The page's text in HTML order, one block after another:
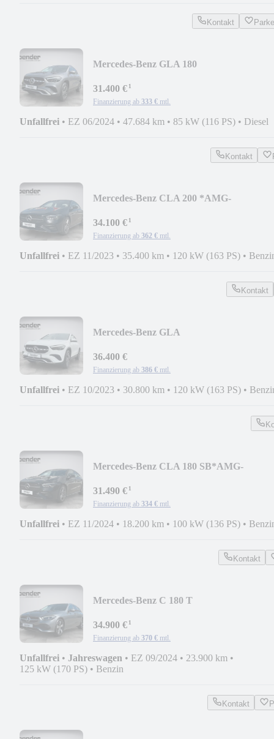
Kontakt
Mercedes-Benz GLA 180
31.400 €¹
Finanzierung ab 333 € mtl.
Unfallfrei • EZ 06/2024 • 47.684 km • 85 kW (116 PS) • Diesel
Kontakt
Mercedes-Benz CLA 200 *AMG-
34.100 €¹
Finanzierung ab 362 € mtl.
Unfallfrei • EZ 11/2023 • 35.400 km • 120 kW (163 PS) •
Kontakt
Mercedes-Benz GLA
36.400 €
Finanzierung ab 386 € mtl.
Unfallfrei • EZ 10/2023 • 30.800 km • 120 kW (163 PS) •
Mercedes-Benz CLA 180 SB*AMG-
31.490 €¹
Finanzierung ab 334 € mtl.
Unfallfrei • EZ 11/2024 • 18.200 km • 100 kW (136 PS) •
Kontakt
Mercedes-Benz C 180 T
PAKET*
34.900 €¹
Finanzierung ab 370 € mtl.
Unfallfrei • Jahreswagen • EZ 09/2024 • 23.900 km •
125 kW (170 PS) • Benzin
Kontakt